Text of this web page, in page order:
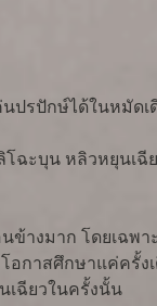
ปรปักษ์ได้ในหมัดเ
ฉะบุน หลิวหยุนเฉี
างมาก โดยเฉพ
อกาสศึกษาแค่ครั้ง
เฉียวในครั้งนั้น